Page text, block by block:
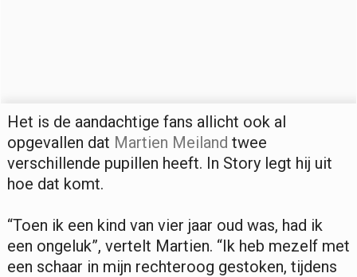
Het is de aandachtige fans allicht ook al
opgevallen dat Martien Meiland twee
verschillende pupillen heeft. In Story legt hij uit
hoe dat komt.
“Toen ik een kind van vier jaar oud was, had ik
een ongeluk”, vertelt Martien. “Ik heb mezelf met
een schaar in mijn rechteroog gestoken, tijdens